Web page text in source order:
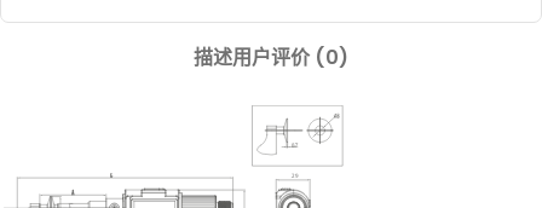
描述用户评价 (0)